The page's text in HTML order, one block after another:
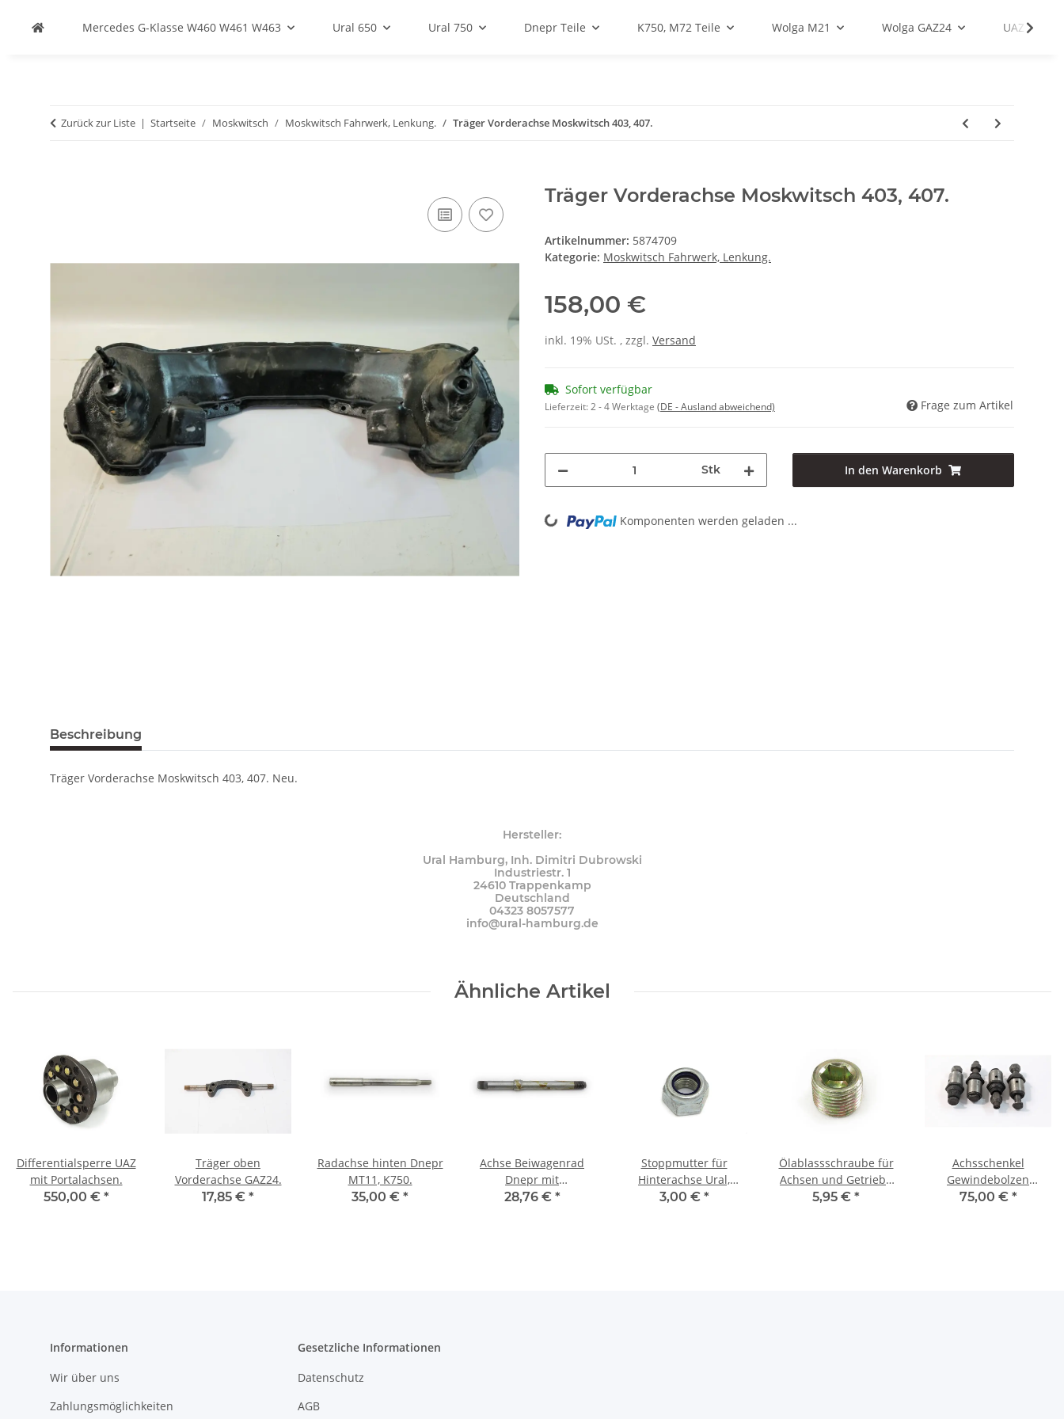
Mercedes G-Klasse W460 W461 W463 Ural 650 Ural 750 Dnepr Teile K750, M72 Teile Wolga M21 Wolga GAZ24 UAZ
Zurück zur Liste Startseite Moskwitsch Moskwitsch Fahrwerk, Lenkung. Träger Vorderachse Moskwitsch 403, 407.
Träger Vorderachse Moskwitsch 403, 407.
Artikelnummer: 5874709
Kategorie: Moskwitsch Fahrwerk, Lenkung.
158,00 €
inkl. 19% USt. , zzgl. Versand
Sofort verfügbar
Lieferzeit:2 - 4 Werktage (DE - Ausland abweichend) Frage zum Artikel
Stk In den Warenkorb
Loading... Komponenten werden geladen ...
Beschreibung
Träger Vorderachse Moskwitsch 403, 407. Neu.
Hersteller:
Ural Hamburg, Inh. Dimitri Dubrowski
Industriestr. 1
24610 Trappenkamp
Deutschland
04323 8057577
info@ural-hamburg.de
Ähnliche Artikel
Differentialsperre UAZ
mit Portalachsen.
550,00 € *
Träger oben
Vorderachse GAZ24.
17,85 € *
Radachse hinten Dnepr
MT11, K750.
35,00 € *
Achse Beiwagenrad
Dnepr mit
Beiwagenantrieb.
28,76 € *
Stoppmutter für
Hinterachse Ural,
Dnepr, K750, M72.
3,00 € *
Ölablassschraube für
Achsen und Getriebe
UAZ, GAZ, Wolga.
5,95 € *
Achsschenkel
Gewindebolzen
Vorderachse Satz 4
75,00 € *
Informationen
Wir über uns
Zahlungsmöglichkeiten
Gesetzliche Informationen
Datenschutz
AGB